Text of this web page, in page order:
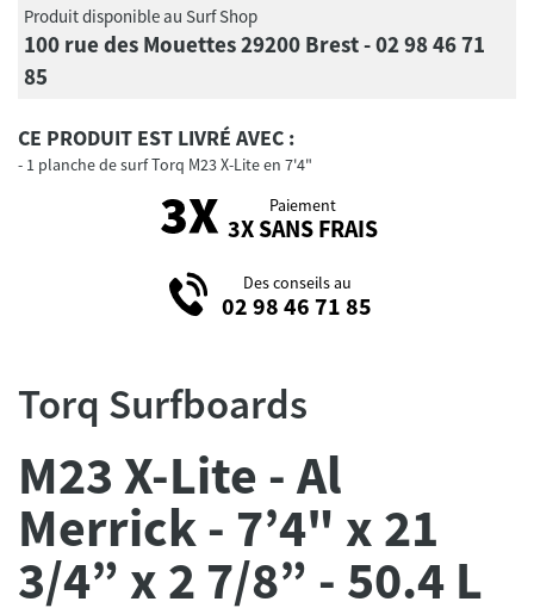
Produit disponible au Surf Shop
100 rue des Mouettes 29200 Brest - 02 98 46 71
85
CE PRODUIT EST LIVRÉ AVEC :
1 planche de surf Torq M23 X-Lite en 7'4"
Paiement
3X SANS FRAIS
Des conseils au
02 98 46 71 85
Torq Surfboards
M23 X-Lite - Al
Merrick - 7’4" x 21
3/4” x 2 7/8” - 50.4 L